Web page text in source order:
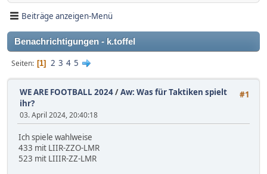
Beiträge anzeigen-Menü
Benachrichtigungen - k.toffel
Seiten 1 2 3 4 5
#1
WE ARE FOOTBALL 2024/Aw: Was für Taktiken spielt
ihr?
03. April 2024, 20:40:18
Ich spiele wahlweise
433 mit LIIR-ZZO-LMR
523 mit LIIIR-ZZ-LMR